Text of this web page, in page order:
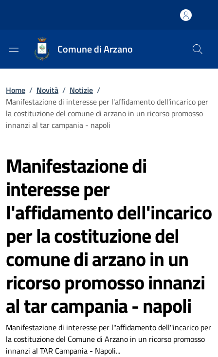
Comune di Arzano
Home / Novità / Notizie /
Manifestazione di interesse per l'affidamento dell'incarico per
la costituzione del comune di arzano in un ricorso promosso
innanzi al tar campania - napoli
Manifestazione di
interesse per
l'affidamento dell'incarico
per la costituzione del
comune di arzano in un
ricorso promosso innanzi
al tar campania - napoli
Manifestazione di interesse per l''affidamento dell''incarico per
la costituzione del Comune di Arzano in un ricorso promosso
innanzi al TAR Campania - Napoli...